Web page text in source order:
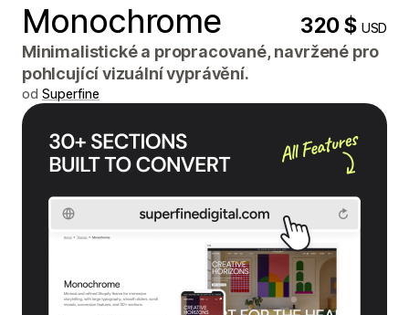
Monochrome 320 $USD
Minimalistické a propracované, navržené pro
pohlcující vizuální vyprávění.
od Superfine